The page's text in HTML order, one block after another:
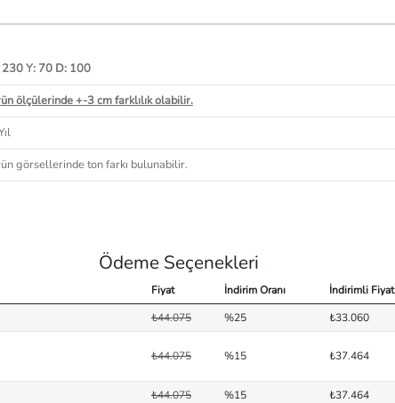
230 Y: 70 D: 100
ölçülerinde +-3 cm farklılık olabilir.
görsellerinde ton farkı bulunabilir.
Ödeme Seçenekleri
Fiyat İndirim Oranı İndirimli Fiyat
₺44.075 %25 ₺33.060
₺44.075 %15 ₺37.464
₺44.075 %15 ₺37.464